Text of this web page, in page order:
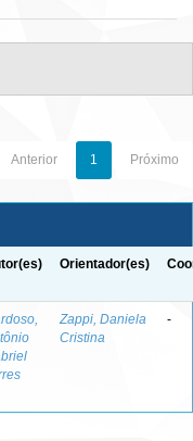
Anterior 1 Próximo
Orientador(es)
Zappi, Daniela
Cristina
-